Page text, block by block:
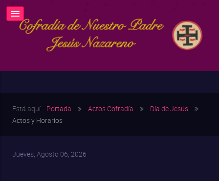
Está aquí: Portada Actos Cofradía
Día de Jesús
Actos y Horarios
Jueves, Agosto 06, 2026